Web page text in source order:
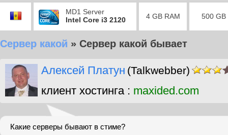
MD1 Server
Intel Core i3 2120
4 GB RAM 500 GB
Сервер какой » Сервер какой бывает
Алексей Платун (Talkwebber)
клиент хостинга : maxided.com
Какие серверы бывают в стиме?